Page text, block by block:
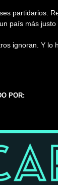
partidarios.
país más
ignoran. Y lo
POR: